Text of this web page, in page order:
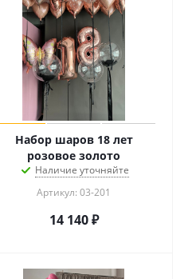
Набор шаров 18 лет
розовое золото
Наличие уточняйте
Артикул: 03-201
14 140₽